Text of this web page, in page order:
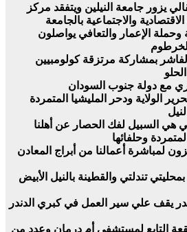
يزور جامعة النيلين ويتفقد مركز
والاجتماعية بالجامعة
وحملة الإعمار والتعافي يواصلون
بمشاركة مرتزقة كولومبيين
مع دولة جنوب السودان
الولاية ودحر المليشيا المتمردة
هي السبيل لفك الحصار عن أهلنا
وحلفائها
لمباشرة أعمالنا من أبراج المعادن
تندلتي والقطينة بالنيل الأبيض
يقف علي سير العمل في كبري الدندر
التابع لمستشفي أم درمان وعدد من